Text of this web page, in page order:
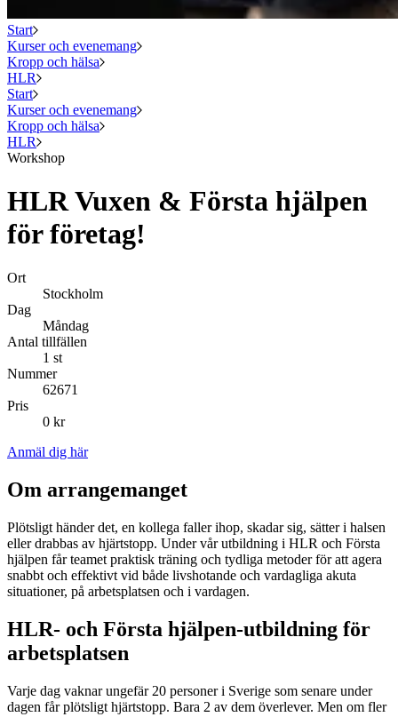
Start
Kurser och evenemang
Kropp och hälsa
HLR
Start
Kurser och evenemang
Kropp och hälsa
HLR
Workshop
HLR Vuxen & Första hjälpen
för företag!
Ort
Stockholm
Dag
Måndag
Antal tillfällen
1 st
Nummer
62671
Pris
0 kr
Anmäl dig här
Om arrangemanget
Plötsligt händer det, en kollega faller ihop, skadar sig, sätter i halsen
eller drabbas av hjärtstopp. Under vår utbildning i HLR och Första
hjälpen får teamet praktisk träning och tydliga metoder för att agera
snabbt och effektivt vid både livshotande och vardagliga akuta
situationer, på arbetsplatsen och i vardagen.
HLR- och Första hjälpen-utbildning för
arbetsplatsen
Varje dag vaknar ungefär 20 personer i Sverige som senare under
dagen får plötsligt hjärtstopp. Bara 2 av dem överlever. Men om fler